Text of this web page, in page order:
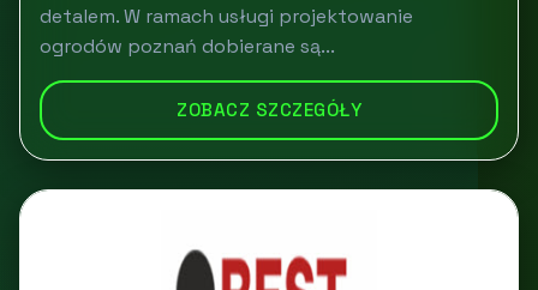
detalem. W ramach usługi projektowanie
ogrodów poznań dobierane są...
ZOBACZ SZCZEGÓŁY